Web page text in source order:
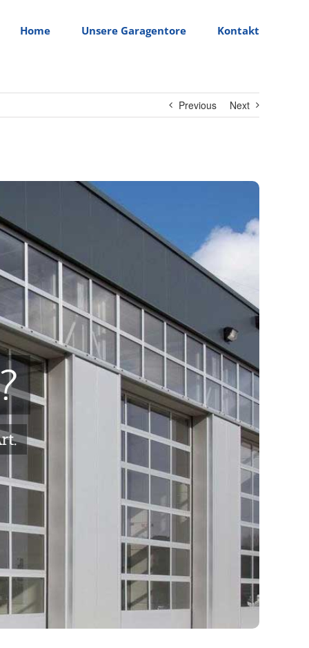
Home Unsere Garagentore Kontakt
Previous Next